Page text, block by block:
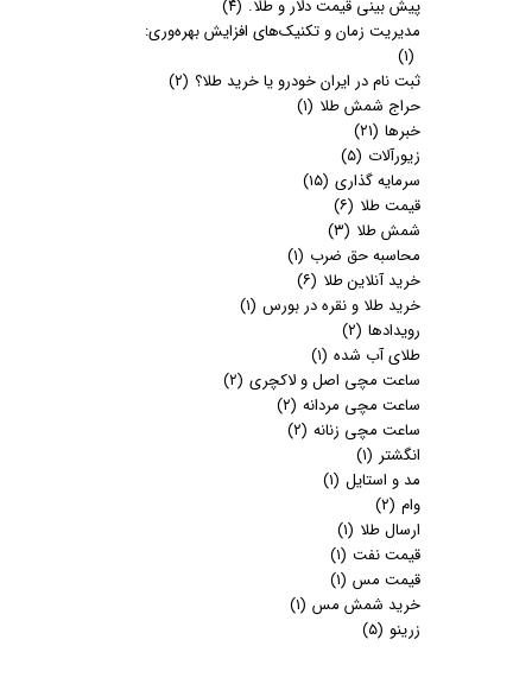
پیش بینی قیمت دلار و طلا. (۴)
مدیریت زمان و تکنیک‌های افزایش بهره‌وری:
(۱)
ثبت نام در ایران خودرو یا خرید طلا؟ (۲)
حراج شمش طلا (۱)
خبرها (۲۱)
زیورآلات (۵)
سرمایه گذاری (۱۵)
قیمت طلا (۶)
شمش طلا (۳)
محاسبه حق ضرب (۱)
خرید آنلاین طلا (۶)
خرید طلا و نقره در بورس (۱)
رویدادها (۲)
طلای آب شده (۱)
ساعت مچی اصل و لاکچری (۲)
ساعت مچی مردانه (۲)
ساعت مچی زنانه (۲)
انگشتر (۱)
مد و استایل (۱)
وام (۲)
ارسال طلا (۱)
قیمت نفت (۱)
قیمت مس (۱)
خرید شمش مس (۱)
زرینو (۵)